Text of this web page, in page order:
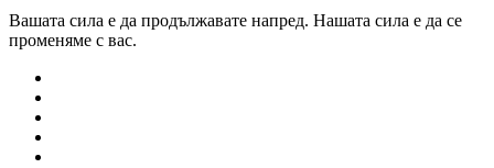
Вашата сила е да продължавате напред. Нашата сила е да се
променяме с вас.